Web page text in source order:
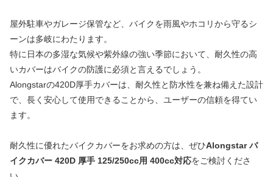
屋外駐車やガレージ保管など、バイクを雨風やホコリから守るシ
ーンは多岐にわたります。
特に日本の多湿な気候や紫外線の強い季節において、耐久性の高
いカバーはバイクの防護に必須と言えるでしょう。
Alongstarの420D厚手カバーは、耐久性と防水性を兼ね備えた設計
で、長く安心して使用できることから、ユーザーの信頼を得てい
ます。
耐久性に優れたバイクカバーをお求めの方は、ぜひAlongstar バ
イクカバー 420D 厚手 125/250cc用 400cc対応をご検討くださ